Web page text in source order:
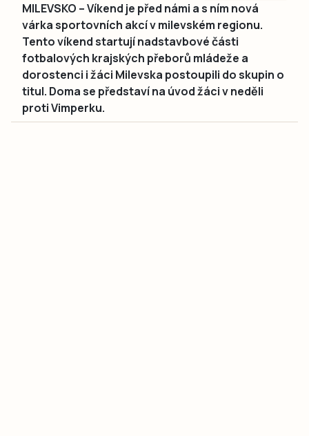
MILEVSKO – Víkend je před námi a s ním nová
várka sportovních akcí v milevském regionu.
Tento víkend startují nadstavbové části
fotbalových krajských přeborů mládeže a
dorostenci i žáci Milevska postoupili do skupin o
titul. Doma se představí na úvod žáci v neděli
proti Vimperku.